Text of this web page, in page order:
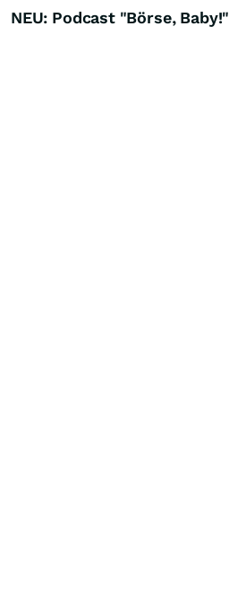
NEU: Podcast "Börse, Baby!"